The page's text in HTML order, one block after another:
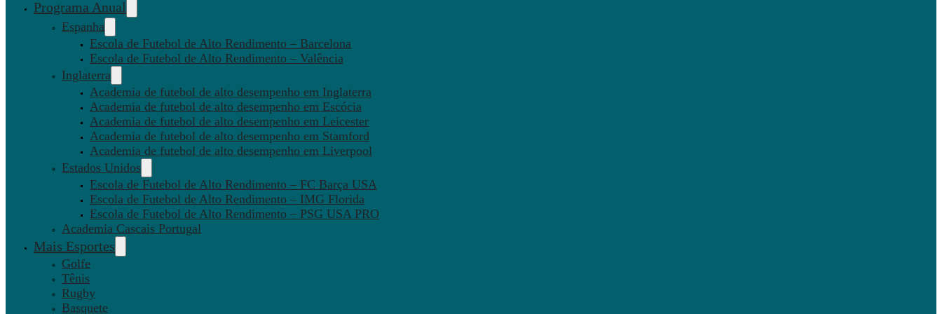
Programa Anual
Espanha
Escola de Futebol de Alto Rendimento – Barcelona
Escola de Futebol de Alto Rendimento – Valência
Inglaterra
Academia de futebol de alto desempenho em Inglaterra
Academia de futebol de alto desempenho em Escócia
Academia de futebol de alto desempenho em Leicester
Academia de futebol de alto desempenho em Stamford
Academia de futebol de alto desempenho em Liverpool
Estados Unidos
Escola de Futebol de Alto Rendimento – FC Barça USA
Escola de Futebol de Alto Rendimento – IMG Florida
Escola de Futebol de Alto Rendimento – PSG USA PRO
Academia Cascais Portugal
Mais Esportes
Golfe
Tênis
Rugby
Basquete